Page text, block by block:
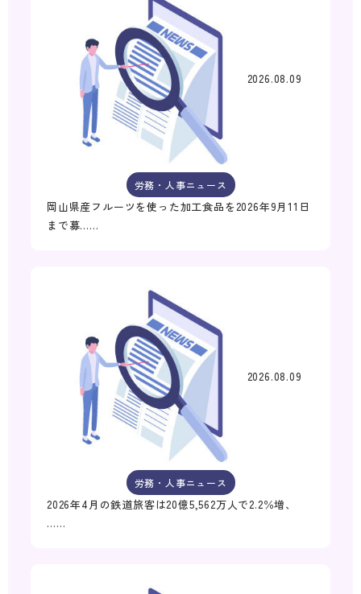
2026.08.09
労務・人事ニュース
岡山県産フルーツを使った加工食品を2026年9月11日
まで募……
2026.08.09
労務・人事ニュース
2026年4月の鉄道旅客は20億5,562万人で2.2％増、
……